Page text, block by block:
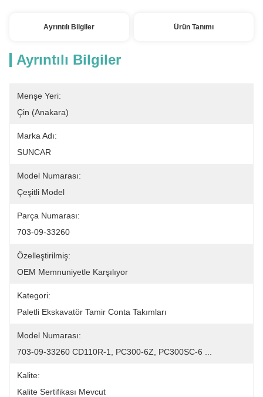
Ayrıntılı Bilgiler Ürün Tanımı
Ayrıntılı Bilgiler
Menşe Yeri:
Çin (Anakara)
Marka Adı:
SUNCAR
Model Numarası:
Çeşitli Model
Parça Numarası:
703-09-33260
Özelleştirilmiş:
OEM Memnuniyetle Karşılıyor
Kategori:
Paletli Ekskavatör Tamir Conta Takımları
Model Numarası:
703-09-33260 CD110R-1, PC300-6Z, PC300SC-6 ...
Kalite:
Kalite Sertifikası Mevcut